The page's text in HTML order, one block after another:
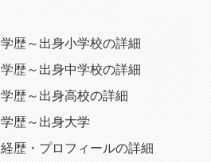
学歴～出身小学校の詳細
学歴～出身中学校の詳細
学歴～出身高校の詳細
学歴～出身大学
経歴・プロフィールの詳細